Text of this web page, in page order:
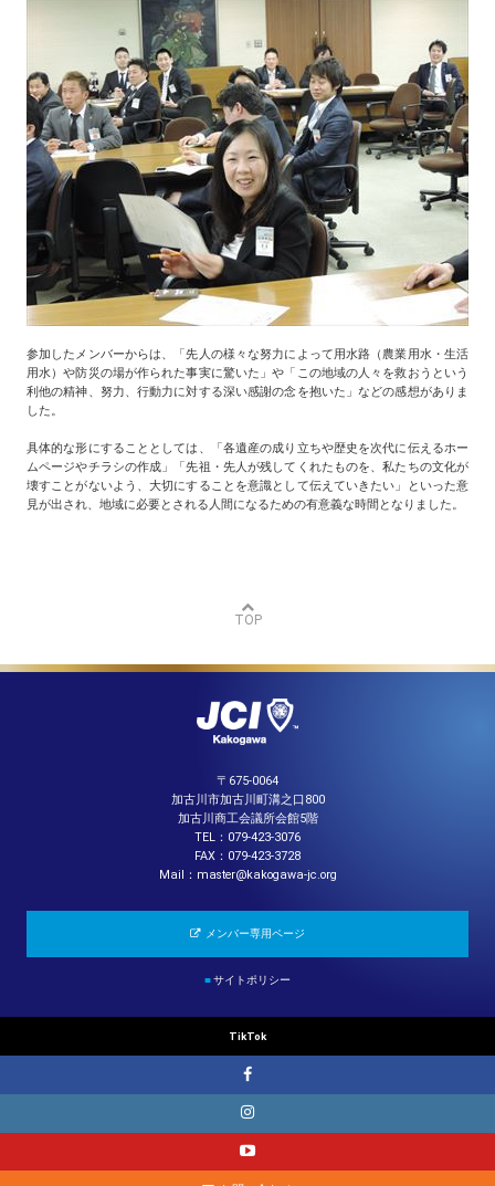
参加したメンバーからは、「先人の様々な努力によって用水路（農業用水・生活
用水）や防災の場が作られた事実に驚いた」や「この地域の人々を救おうという
利他の精神、努力、行動力に対する深い感謝の念を抱いた」などの感想がありま
した。
具体的な形にすることとしては、「各遺産の成り立ちや歴史を次代に伝えるホー
ムページやチラシの作成」「先祖・先人が残してくれたものを、私たちの文化が
壊すことがないよう、大切にすることを意識として伝えていきたい」といった意
見が出され、地域に必要とされる人間になるための有意義な時間となりました。
TOP
〒675-0064
加古川市加古川町溝之口800
加古川商工会議所会館5階
TEL：079-423-3076
FAX：079-423-3728
Mail：master@kakogawa-jc.org
メンバー専用ページ
■サイトポリシー
TikTok